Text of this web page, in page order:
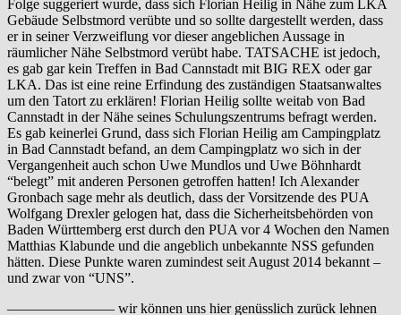
Folge suggeriert wurde, dass sich Florian Heilig in Nähe zum LKA
Gebäude Selbstmord verübte und so sollte dargestellt werden, dass
er in seiner Verzweiflung vor dieser angeblichen Aussage in
räumlicher Nähe Selbstmord verübt habe. TATSACHE ist jedoch,
es gab gar kein Treffen in Bad Cannstadt mit BIG REX oder gar
LKA. Das ist eine reine Erfindung des zuständigen Staatsanwaltes
um den Tatort zu erklären! Florian Heilig sollte weitab von Bad
Cannstadt in der Nähe seines Schulungszentrums befragt werden.
Es gab keinerlei Grund, dass sich Florian Heilig am Campingplatz
in Bad Cannstadt befand, an dem Campingplatz wo sich in der
Vergangenheit auch schon Uwe Mundlos und Uwe Böhnhardt
“belegt” mit anderen Personen getroffen hatten! Ich Alexander
Gronbach sage mehr als deutlich, dass der Vorsitzende des PUA
Wolfgang Drexler gelogen hat, dass die Sicherheitsbehörden von
Baden Württemberg erst durch den PUA vor 4 Wochen den Namen
Matthias Klabunde und die angeblich unbekannte NSS gefunden
hätten. Diese Punkte waren zumindest seit August 2014 bekannt –
und zwar von “UNS”.
———————– wir können uns hier genüsslich zurück lehnen